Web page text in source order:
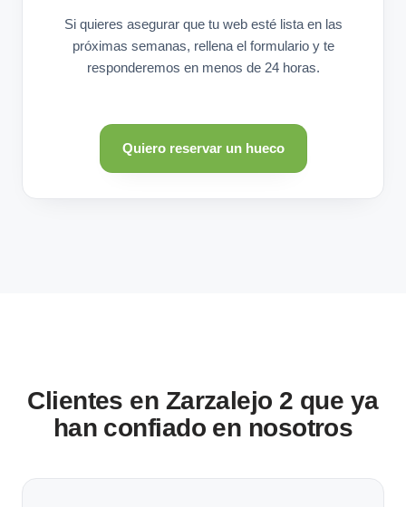
Si quieres asegurar que tu web esté lista en las
próximas semanas, rellena el formulario y te
responderemos en menos de 24 horas.
Quiero reservar un hueco
Clientes en Zarzalejo 2 que ya
han confiado en nosotros